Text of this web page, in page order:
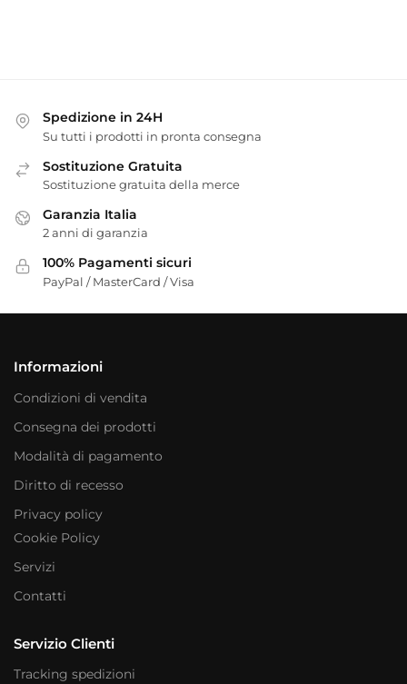
Spedizione in 24H
Su tutti i prodotti in pronta consegna
Sostituzione Gratuita
Sostituzione gratuita della merce
Garanzia Italia
2 anni di garanzia
100% Pagamenti sicuri
PayPal / MasterCard / Visa
Informazioni
Condizioni di vendita
Consegna dei prodotti
Modalità di pagamento
Diritto di recesso
Privacy policy
Cookie Policy
Servizi
Contatti
Servizio Clienti
Tracking spedizioni